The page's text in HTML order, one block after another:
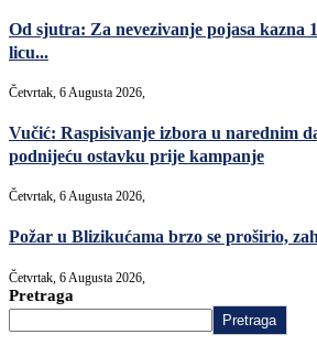
Od sjutra: Za nevezivanje pojasa kazna
licu...
Četvrtak, 6 Augusta 2026,
Vučić: Raspisivanje izbora u narednim
podnijeću ostavku prije kampanje
Četvrtak, 6 Augusta 2026,
Požar u Blizikućama brzo se proširio,
Četvrtak, 6 Augusta 2026,
Pretraga
Pretraga